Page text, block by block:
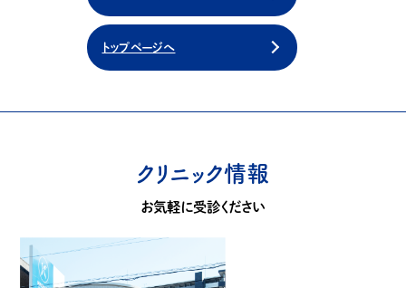
トップページへ
クリニック情報
お気軽に受診ください